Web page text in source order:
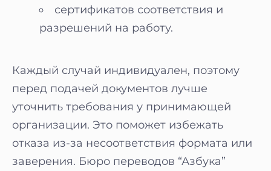
сертификатов соответствия и
разрешений на работу.
Каждый случай индивидуален, поэтому
перед подачей документов лучше
уточнить требования у принимающей
организации. Это поможет избежать
отказа из-за несоответствия формата или
заверения. Бюро переводов “Азбука”